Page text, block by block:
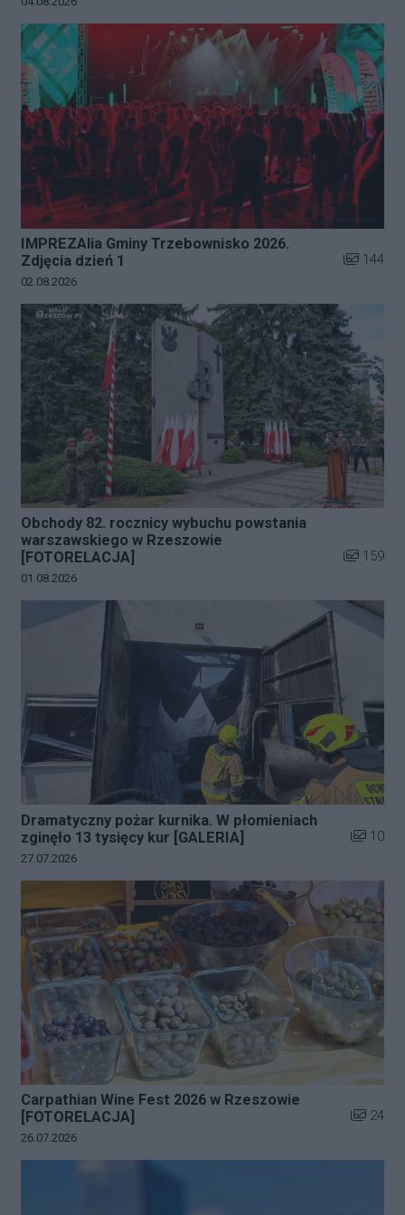
IMPREZAlia Gminy Trzebownisko 2026.
Zdjęcia dzień 1
Liczba
144
Data dodania galerii:
02.08.2026
Obchody 82. rocznicy wybuchu powstania
warszawskiego w Rzeszowie
[FOTORELACJA]
Liczba
159
Data dodania galerii:
01.08.2026
Dramatyczny pożar kurnika. W płomieniach
zginęło 13 tysięcy kur [GALERIA]
Liczba
10
Data dodania galerii:
27.07.2026
Carpathian Wine Fest 2026 w Rzeszowie
[FOTORELACJA]
Liczba
24
Data dodania galerii:
26.07.2026